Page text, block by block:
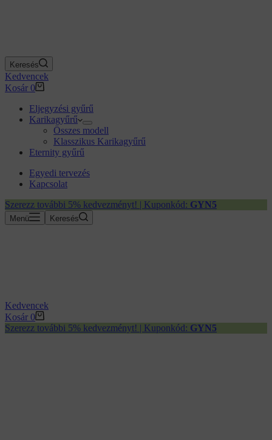
Keresés
Kedvencek
Kosár 0
Eljegyzési gyűrű
Karikagyűrű
Összes modell
Klasszikus Karikagyűrű
Eternity gyűrű
Egyedi tervezés
Kapcsolat
Szerezz további 5% kedvezményt! | Kuponkód: GYN5
Menü Keresés
Kedvencek
Kosár 0
Szerezz további 5% kedvezményt! | Kuponkód: GYN5